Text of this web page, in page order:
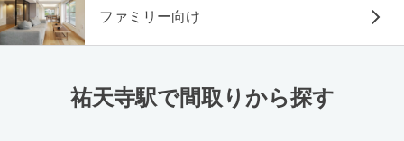
ファミリー向け
祐天寺駅で間取りから探す